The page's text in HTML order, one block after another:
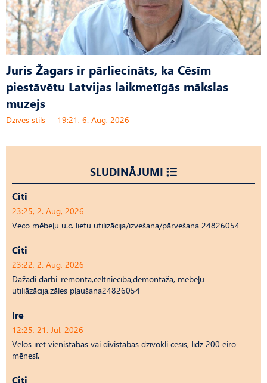
Juris Žagars ir pārliecināts, ka Cēsīm
piestāvētu Latvijas laikmetīgās mākslas
muzejs
Dzīves stils 19:21, 6. Aug, 2026
SLUDINĀJUMI
Citi
23:25, 2. Aug, 2026
Veco mēbeļu u.c. lietu utilizācija/izvešana/pārvešana 24826054
Citi
23:22, 2. Aug, 2026
Dažādi darbi-remonta,celtniecība,demontāža, mēbeļu
utiliāzācija,zāles pļaušana24826054
Īrē
12:25, 21. Jūl, 2026
Vēlos īrēt vienistabas vai divistabas dzīvokli cēsīs, līdz 200 eiro
mēnesī.
Citi